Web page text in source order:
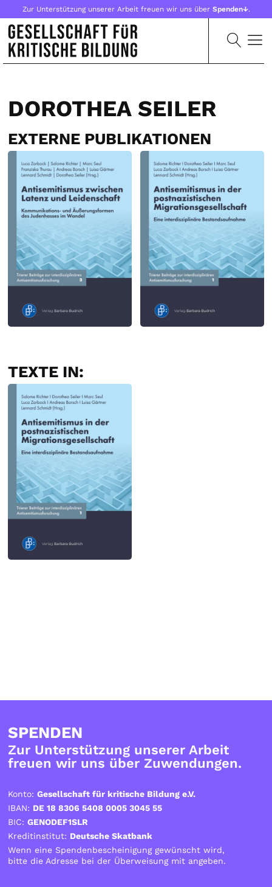
Zur Unterstützung unserer Arbeit freuen wir uns über Spenden↓.
DOROTHEA SEILER
EXTERNE PUBLIKATIONEN
TEXTE IN:
SPENDEN
Zur Unterstützung unserer Arbeit
freuen wir uns über Zuwendungen.
Konto:Gesellschaft für kritische Bildung e.V.
IBAN: DE 18 8306 5408 0005 3045 55
BIC:GENODEF1SLR
Kreditinstitut: Deutsche Skatbank
Wenn eine Spendenbescheinigung gewünscht wird,
bitte die Adresse bei der Überweisung mit angeben.